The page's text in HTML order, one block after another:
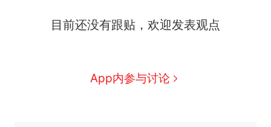
目前还没有跟贴，欢迎发表观点
App内参与讨论
人生
新 制裁瓜子饺子，美国怕什